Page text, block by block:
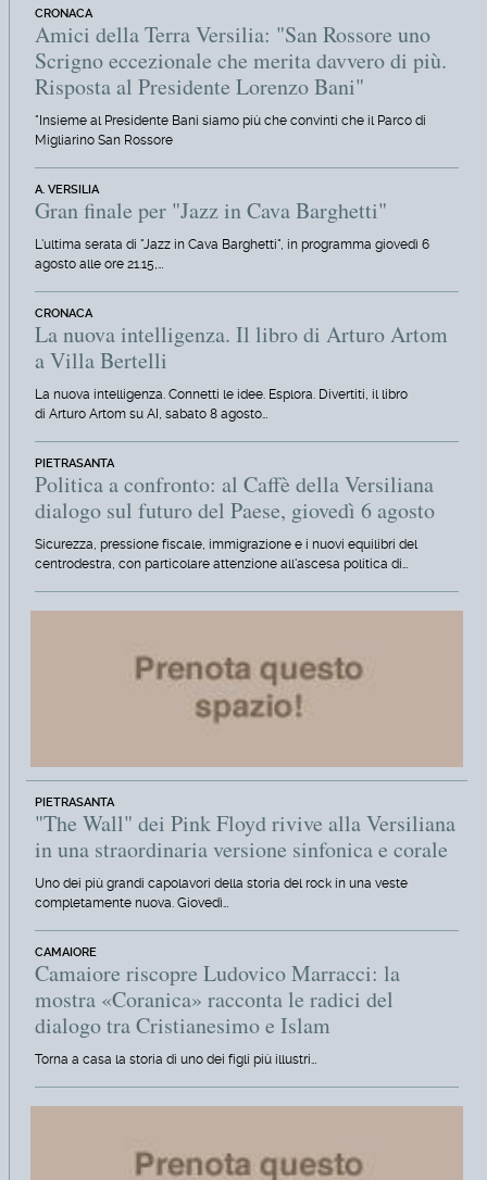
CRONACA
Amici della Terra Versilia: "San Rossore uno
Scrigno eccezionale che merita davvero di più.
Risposta al Presidente Lorenzo Bani"
"Insieme al Presidente Bani siamo più che convinti che il Parco di
Migliarino San Rossore
A. VERSILIA
Gran finale per "Jazz in Cava Barghetti"
L'ultima serata di "Jazz in Cava Barghetti", in programma giovedì 6
agosto alle ore 21.15,…
CRONACA
La nuova intelligenza. Il libro di Arturo Artom
a Villa Bertelli
La nuova intelligenza. Connetti le idee. Esplora. Divertiti, il libro
di Arturo Artom su AI, sabato 8 agosto…
PIETRASANTA
Politica a confronto: al Caffè della Versiliana
dialogo sul futuro del Paese, giovedì 6 agosto
Sicurezza, pressione fiscale, immigrazione e i nuovi equilibri del
centrodestra, con particolare attenzione all'ascesa politica di…
PIETRASANTA
"The Wall" dei Pink Floyd rivive alla Versiliana
in una straordinaria versione sinfonica e corale
Uno dei più grandi capolavori della storia del rock in una veste
completamente nuova. Giovedì…
CAMAIORE
Camaiore riscopre Ludovico Marracci: la
mostra «Coranica» racconta le radici del
dialogo tra Cristianesimo e Islam
Torna a casa la storia di uno dei figli più illustri…